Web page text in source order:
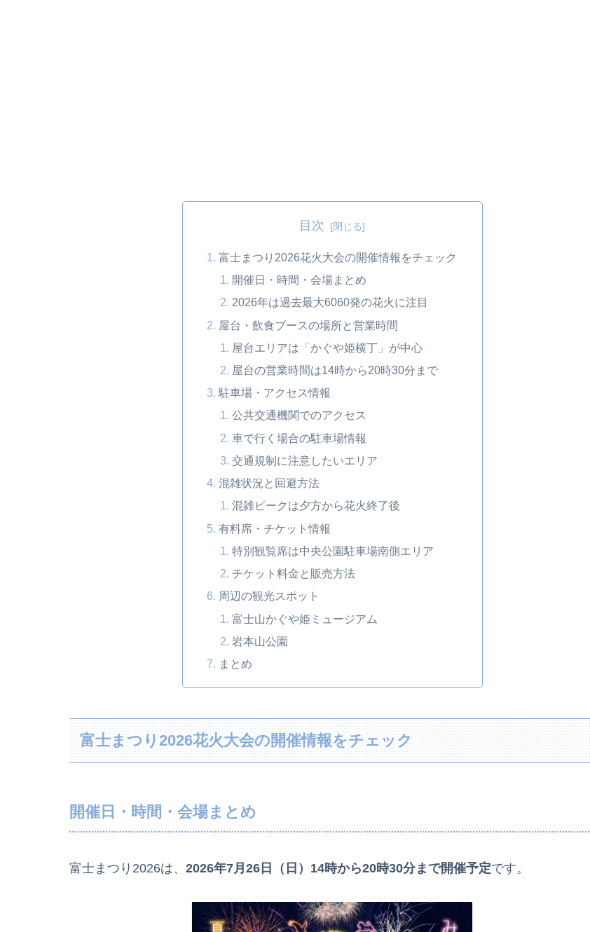
目次
富士まつり2026花火大会の開催情報をチェック
開催日・時間・会場まとめ
2026年は過去最大6060発の花火に注目
屋台・飲食ブースの場所と営業時間
屋台エリアは「かぐや姫横丁」が中心
屋台の営業時間は14時から20時30分まで
駐車場・アクセス情報
公共交通機関でのアクセス
車で行く場合の駐車場情報
交通規制に注意したいエリア
混雑状況と回避方法
混雑ピークは夕方から花火終了後
有料席・チケット情報
特別観覧席は中央公園駐車場南側エリア
チケット料金と販売方法
周辺の観光スポット
富士山かぐや姫ミュージアム
岩本山公園
まとめ
富士まつり2026花火大会の開催情報をチェック
開催日・時間・会場まとめ
富士まつり2026は、 2026年7月26日（日）14時から20時30分まで開催予定です。